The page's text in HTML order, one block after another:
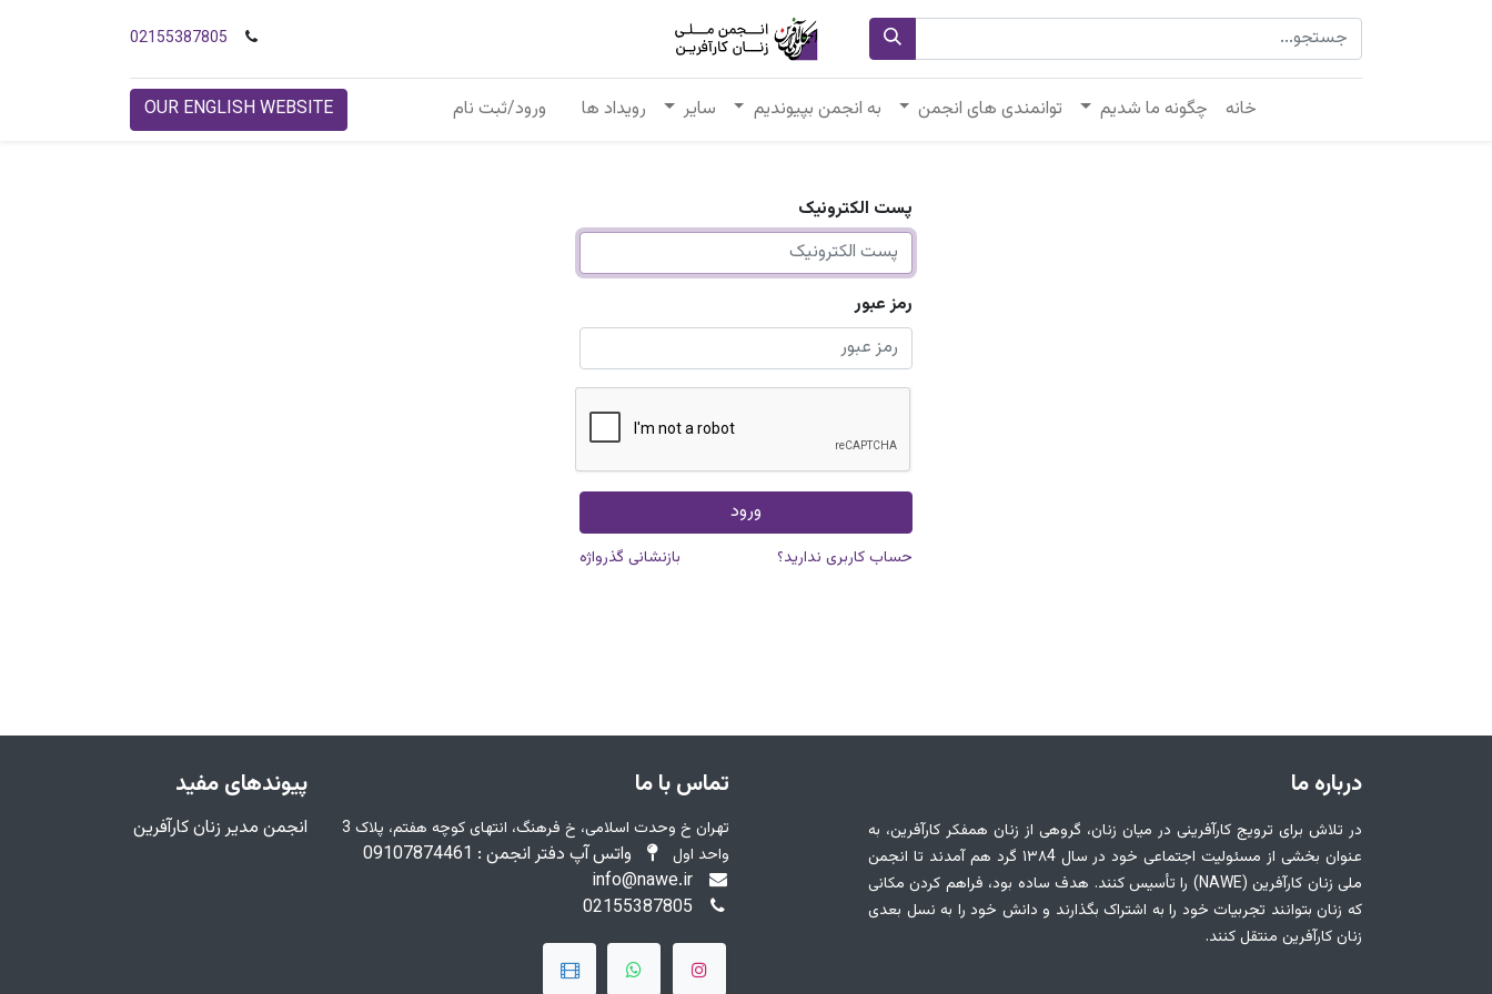
02155387805
خانه چگونه ما شدیم توانمندی های انجمن به انجمن بپیوندیم سایر رویداد ها ورود/ثبت نام OUR ENGLISH WEBSITE
پست الکترونیک
رمز عبور
ورود
حساب کاربری ندارید؟ بازنشانی گذرواژه
درباره ما
در تلاش برای ترویج کارآفرینی در میان زنان، گروهی از زنان همفکر کارآفرین، به
عنوان بخشی از مسئولیت اجتماعی خود در سال ۱۳۸4 گرد هم آمدند تا انجمن
ملی زنان کارآفرین (NAWE) را تأسیس کنند. هدف ساده بود، فراهم کردن مکانی
که زنان بتوانند تجربیات خود را به اشتراک بگذارند و دانش خود را به نسل بعدی
زنان کارآفرین منتقل کنند.
تماس با ما
تهران خ وحدت اسلامی، خ فرهنگ، انتهای کوچه هفتم، پلاک 3
واحد اول
واتس آپ دفتر انجمن : 09107874461
info@nawe.ir
02155387805
پیوندهای مفید
انجمن مدیر زنان کارآفرین